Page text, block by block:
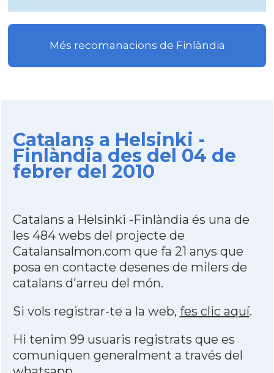
Més recomanacions de Finlàndia
Catalans a Helsinki -
Finlàndia des del 04 de
febrer del 2010
Catalans a Helsinki -Finlàndia és una de
les 484 webs del projecte de
Catalansalmon.com que fa 21 anys que
posa en contacte desenes de milers de
catalans d'arreu del món.
Si vols registrar-te a la web, fes clic aquí.
Hi tenim 99 usuaris registrats que es
comuniquen generalment a través del